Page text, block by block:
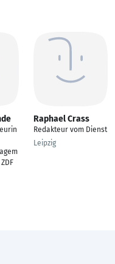
Raphael Crass
Redakteur vom Dienst
Leipzig